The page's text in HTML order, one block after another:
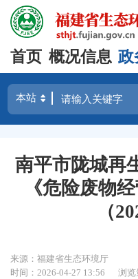
首页 概况信息 政
南平市陇城再
《危险废物
（
来源：福建省生态环境厅
时间：2026-04-27 13:56
浏览